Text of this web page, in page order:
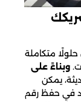
متكاملة
وبناءً على
يمكن
في حفظ رقم